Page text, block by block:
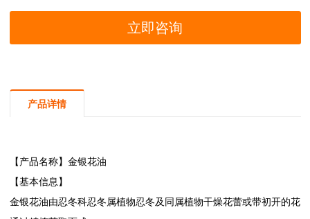
立即咨询
产品详情
【产品名称】 金银花油
【基本信息】
金银花油由忍冬科忍冬属植物忍冬及同属植物干燥花蕾或带初开的花